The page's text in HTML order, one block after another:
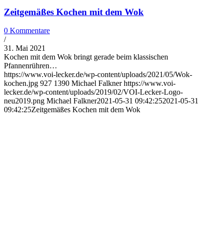
Zeitgemäßes Kochen mit dem Wok
0 Kommentare
/
31. Mai 2021
Kochen mit dem Wok bringt gerade beim klassischen
Pfannenrühren…
https://www.voi-lecker.de/wp-content/uploads/2021/05/Wok-
kochen.jpg 927 1390 Michael Falkner https://www.voi-
lecker.de/wp-content/uploads/2019/02/VOI-Lecker-Logo-
neu2019.png Michael Falkner2021-05-31 09:42:252021-05-31
09:42:25Zeitgemäßes Kochen mit dem Wok